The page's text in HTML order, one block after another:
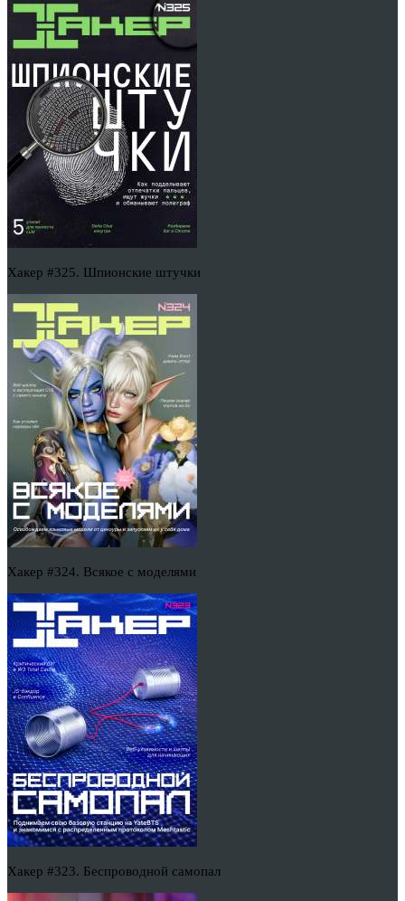
Хакер #325. Шпионские штучки
Хакер #324. Всякое с моделями
Хакер #323. Беспроводной самопал